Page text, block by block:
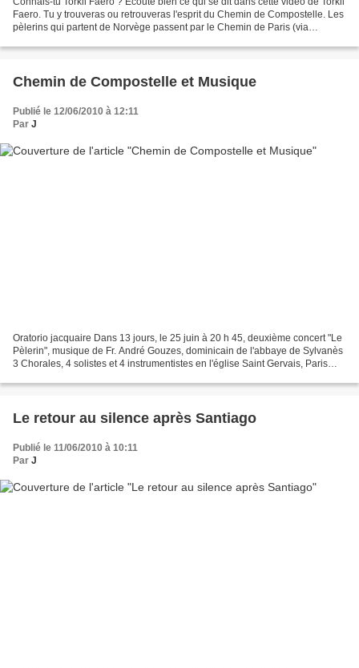
Faero. Tu y trouveras ou retrouveras l'esprit du Chemin de Compostelle. Les
pèlerins qui partent de Norvège passent par le Chemin de Paris (via
Chemin de Compostelle et Musique
Publié le 12/06/2010 à 12:11
Par J
Oratorio jacquaire Dans 13 jours, le 25 juin à 20 h 45, deuxième concert "Le
Pèlerin", musique de Fr. André Gouzes, dominicain de l'abbaye de Sylvanès
3 Chorales, 4 solistes et 4 instrumentistes en l'église Saint Gervais, Paris
Le retour au silence après Santiago
Publié le 11/06/2010 à 10:11
Par J